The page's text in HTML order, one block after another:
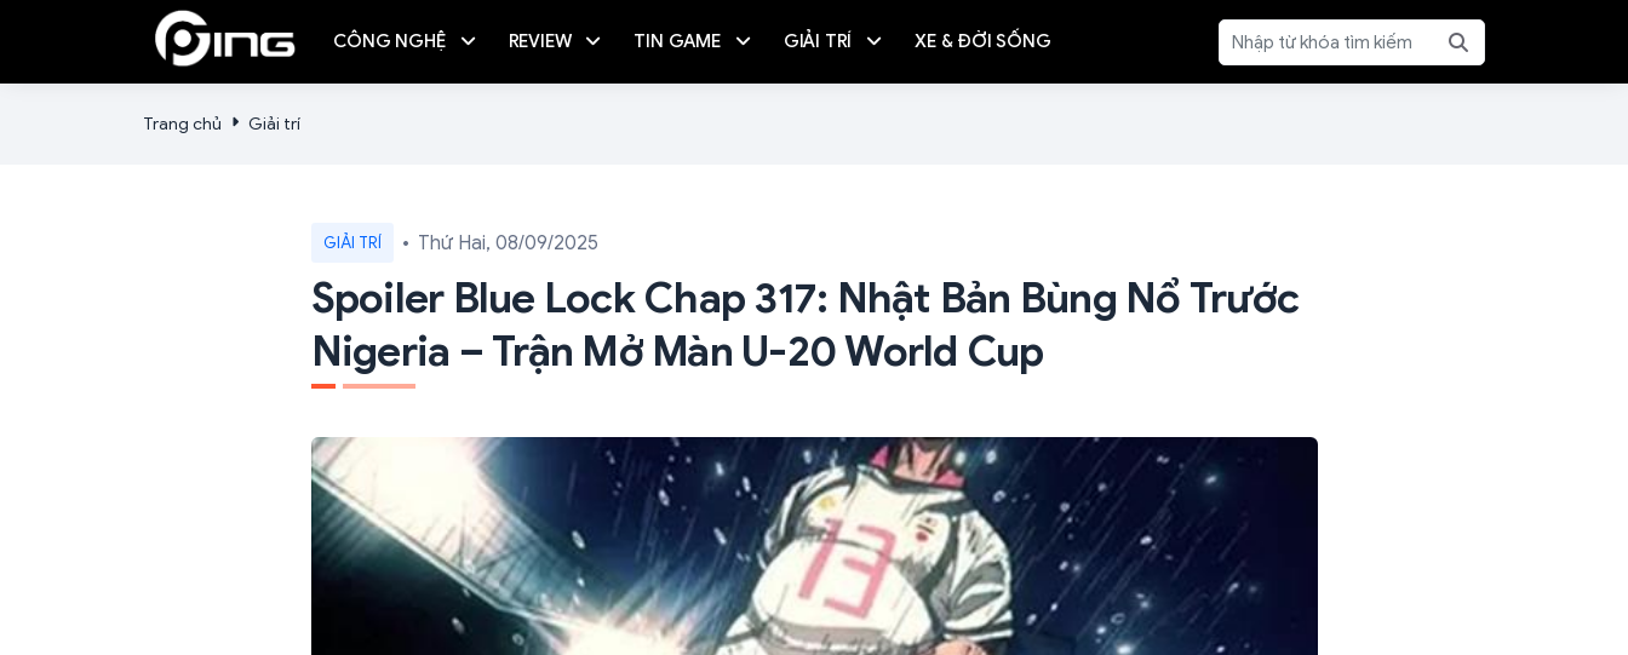
CÔNG NGHỆ REVIEW TIN GAME GIẢI TRÍ XE & ĐỜI SỐNG
Trang chủ Giải trí
GIẢI TRÍ Thứ Hai, 08/09/2025
Spoiler Blue Lock Chap 317: Nhật Bản Bùng Nổ Trước
Nigeria – Trận Mở Màn U-20 World Cup